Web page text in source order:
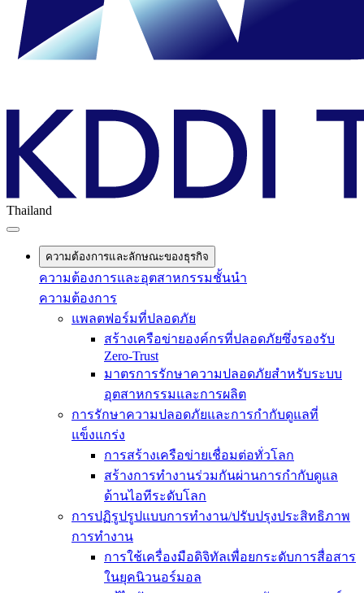
Thailand
ความต้องการและลักษณะของธุรกิจ
ความต้องการและอุตสาหกรรมชั้นนำ
ความต้องการ
แพลตฟอร์มที่ปลอดภัย
สร้างเครือข่ายองค์กรที่ปลอดภัยซึ่งรองรับ
Zero-Trust
มาตรการรักษาความปลอดภัยสำหรับระบบ
อุตสาหกรรมและการผลิต
การรักษาความปลอดภัยและการกำกับดูแลที่
แข็งแกร่ง
การสร้างเครือข่ายเชื่อมต่อทั่วโลก
สร้างการทำงานร่วมกันผ่านการกำกับดูแล
ด้านไอทีระดับโลก
การปฏิรูปรูปแบบการทำงาน/ปรับปรุงประสิทธิภาพ
การทำงาน
การใช้เครื่องมือดิจิทัลเพื่อยกระดับการสื่อสาร
ในยุคนิวนอร์มอล